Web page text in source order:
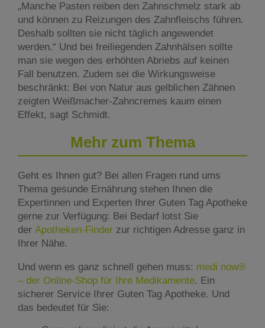
„Manche Pasten reiben den Zahnschmelz stark ab
und können zu Reizungen des Zahnfleischs führen.
Deshalb sollten sie nicht täglich angewendet
werden.“ Und bei freiliegenden Zahnhälsen sollte
man sie wegen des erhöhten Abriebs auf keinen
Fall benutzen. Zudem sei die Wirkungsweise
beschränkt: Bei von Natur aus gelblichen Zähnen
zeigten Weißmacher-Zahncremes kaum einen
Effekt, sagt Schmidt.
Mehr zum Thema
Geht es Ihnen gut? Bei allen Fragen rund ums
Thema gesunde Ernährung stehen Ihnen die
Expertinnen und Experten Ihrer Guten Tag Apotheke
gerne zur Verfügung: Bei Bedarf lotst Sie
der Apotheken-Finder zur richtigen Adresse ganz in
Ihrer Nähe.
Und wenn es ganz schnell gehen muss: medi now®
– der Online-Shop für Ihre Medikamente. Ein
sicherer Service Ihrer Guten Tag Apotheke. Und
das bedeutet für Sie: